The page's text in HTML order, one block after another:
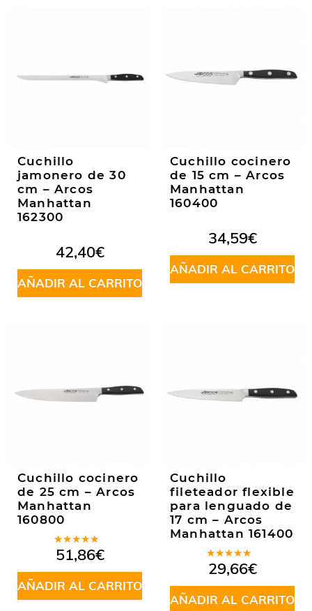
Cuchillo
jamonero de 30
cm – Arcos
Manhattan
162300
42,40€
AÑADIR AL CARRITO
Cuchillo cocinero
de 15 cm – Arcos
Manhattan
160400
34,59€
AÑADIR AL CARRITO
Cuchillo cocinero
de 25 cm – Arcos
Manhattan
160800
Valorado
en5.00de
5
51,86€
AÑADIR AL CARRITO
Cuchillo
fileteador flexible
para lenguado de
17 cm – Arcos
Manhattan 161400
Valorado
en5.00de
5
29,66€
AÑADIR AL CARRITO